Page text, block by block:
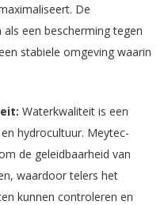
De
een bescherming tegen
stabiele omgeving waarin
Waterkwaliteit is een
hydrocultuur. Meytec-
de geleidbaarheid van
waardoor telers het
kunnen controleren en